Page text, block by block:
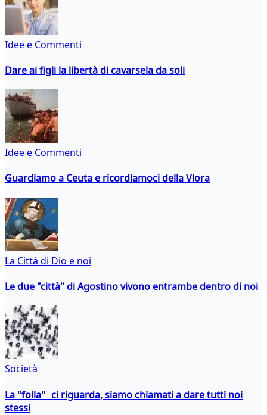
Idee e Commenti
Dare ai figli la libertà di cavarsela da soli
Idee e Commenti
Guardiamo a Ceuta e ricordiamoci della Vlora
La Città di Dio e noi
Le due "città" di Agostino vivono entrambe dentro di noi
Società
La "folla" ci riguarda, siamo chiamati a dare tutti noi
stessi